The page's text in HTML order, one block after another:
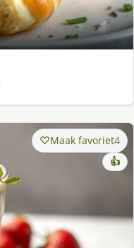
Maak favoriet4
👍